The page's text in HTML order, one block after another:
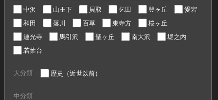
中沢
山王下 貝取 乞田 豊ヶ丘
愛宕
和田
落川 百草 東寺方
桜ヶ丘
連光寺
馬引沢 聖ヶ丘 南大沢
堀之内
若葉台
大分類 歴史（近世以前）
中分類